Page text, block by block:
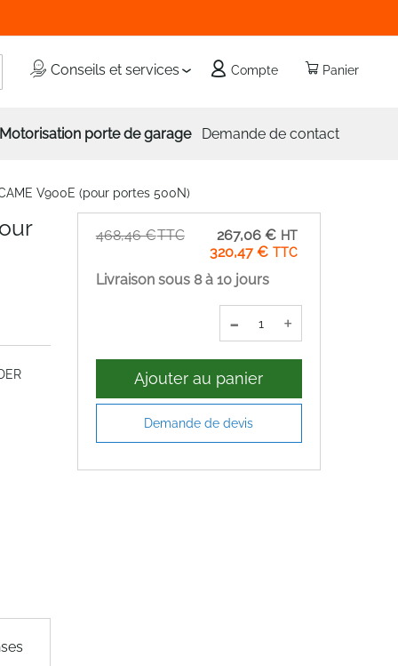
Panier
Conseils et services Compte
Motorisation porte de garage Demande de contact
V900E (pour portes 500N)
Prix
Spécial
320,47 €
267,06 €
468,46 €
Livraison sous 8 à 10 jours
- +
Ajouter au panier
Demande de devis